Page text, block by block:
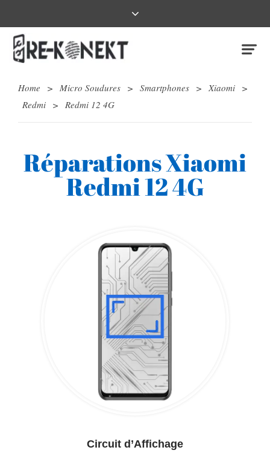
Home > Micro Soudures > Smartphones > Xiaomi >
Redmi > Redmi 12 4G
Réparations Xiaomi
Redmi 12 4G
Circuit d’Affichage